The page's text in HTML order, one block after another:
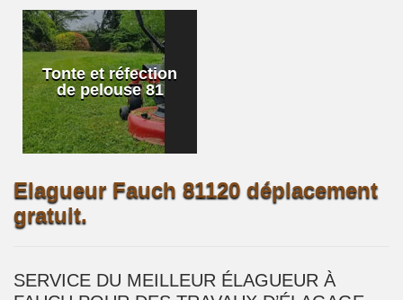
Tonte et réfection
de pelouse 81
Elagueur Fauch 81120 déplacement
gratuit.
SERVICE DU MEILLEUR ÉLAGUEUR À